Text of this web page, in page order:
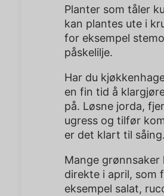
Planter som tåler
kan plantes ute i
for eksempel
påskelilje.
Har du
en fin tid å
på. Løsne jorda,
ugress og tilfør
er det klart til såing.
Mange grønnsaker
direkte i april, som
eksempel salat,